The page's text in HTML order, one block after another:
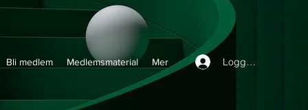
Bli medlem Medlemsmaterial Mer Logga in